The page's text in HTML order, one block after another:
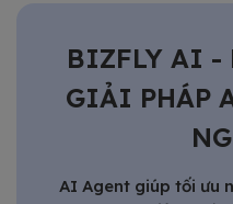
BIZFLY AI -
GIẢI PHÁP
AI Agent giúp tối ưu